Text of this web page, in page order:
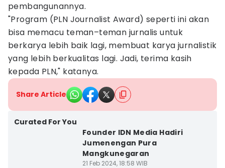
pembangunannya.
"Program (PLN Journalist Award) seperti ini akan
bisa memacu teman–teman jurnalis untuk
berkarya lebih baik lagi, membuat karya jurnalistik
yang lebih berkualitas lagi. Jadi, terima kasih
kepada PLN," katanya.
Share Article
Curated For You
Founder IDN Media Hadiri
Jumenengan Pura
Mangkunegaran
21 Feb 2024, 18:58 WIB